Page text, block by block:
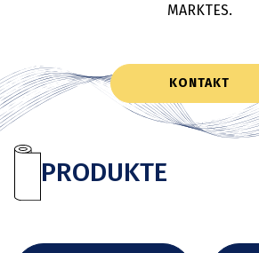
MARKTES.
KONTAKT
PRODUKTE